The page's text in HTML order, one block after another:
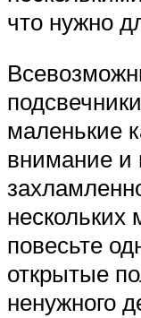
что нужно
маленькие
внимание
нескольких
повесьте
открытые
ненужного